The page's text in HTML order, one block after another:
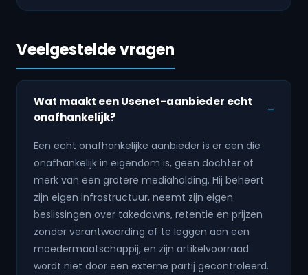
Veelgestelde vragen
Wat maakt een Usenet-aanbieder echt
onafhankelijk?
Een echt onafhankelijke aanbieder is er een die
onafhankelijk in eigendom is, geen dochter of
merk van een grotere mediaholding. Hij beheert
zijn eigen infrastructuur, neemt zijn eigen
beslissingen over takedowns, retentie en prijzen
zonder verantwoording af te leggen aan een
moedermaatschappij, en zijn artikelvoorraad
wordt niet door een externe partij gecontroleerd.